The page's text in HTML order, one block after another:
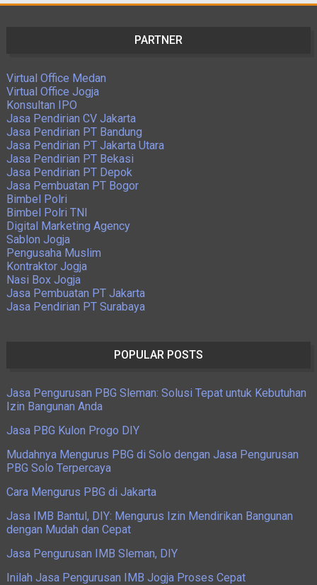
PARTNER
Virtual Office Medan
Virtual Office Jogja
Konsultan IPO
Jasa Pendirian CV Jakarta
Jasa Pendirian PT Bandung
Jasa Pendirian PT Jakarta Utara
Jasa Pendirian PT Bekasi
Jasa Pendirian PT Depok
Jasa Pembuatan PT Bogor
Bimbel Polri
Bimbel Polri TNI
Digital Marketing Agency
Sablon Jogja
Pengusaha Muslim
Kontraktor Jogja
Nasi Box Jogja
Jasa Pembuatan PT Jakarta
Jasa Pendirian PT Surabaya
POPULAR POSTS
Jasa Pengurusan PBG Sleman: Solusi Tepat untuk Kebutuhan
Izin Bangunan Anda
Jasa PBG Kulon Progo DIY
Mudahnya Mengurus PBG di Solo dengan Jasa Pengurusan
PBG Solo Terpercaya
Cara Mengurus PBG di Jakarta
Jasa IMB Bantul, DIY: Mengurus Izin Mendirikan Bangunan
dengan Mudah dan Cepat
Jasa Pengurusan IMB Sleman, DIY
Inilah Jasa Pengurusan IMB Jogja Proses Cepat